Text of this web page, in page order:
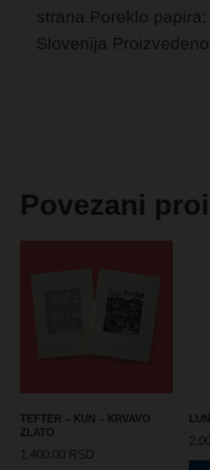
strana Poreklo
Slovenija
Povezani
TEFTER – KUN – KRVAVO
ZLATO
1,400.00 RSD